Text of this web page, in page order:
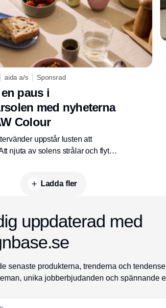
aida a/s Sponsrad
paus i
med nyheterna
Colour
uppstår lusten att
njuta av solens strålar och flytta
på balkongen eller i
Ladda fler
uppdaterad med
senaste produkterna, trenderna och
unika jobberbjudanden och spännande